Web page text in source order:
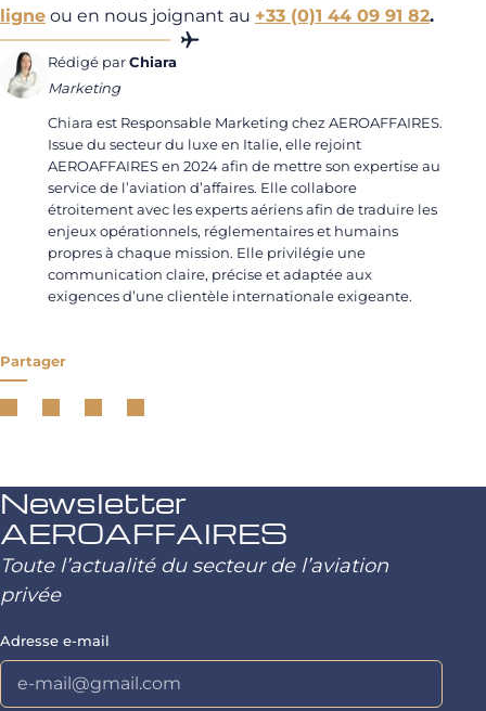
ligne ou en nous joignant au +33 (0)1 44 09 91 82.
Rédigé parChiara
Marketing
Chiara est Responsable Marketing chez AEROAFFAIRES.
Issue du secteur du luxe en Italie, elle rejoint
AEROAFFAIRES en 2024 afin de mettre son expertise au
service de l’aviation d’affaires. Elle collabore
étroitement avec les experts aériens afin de traduire les
enjeux opérationnels, réglementaires et humains
propres à chaque mission. Elle privilégie une
communication claire, précise et adaptée aux
exigences d’une clientèle internationale exigeante.
Partager
Newsletter
AEROAFFAIRES
Toute l’actualité du secteur de l’aviation
privée
Adresse e-mail